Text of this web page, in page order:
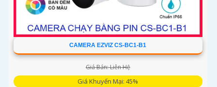
CAMERA EZVIZ CS-BC1-B1
Giá Bán: Liên Hệ
Giá Khuyến Mại: 45%